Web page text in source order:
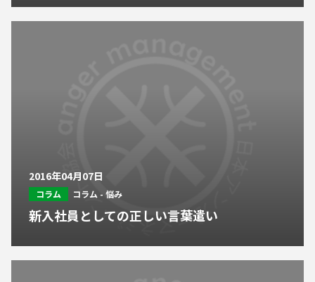
2016年04月07日
コラム コラム - 悩み
新入社員としての正しい言葉遣い